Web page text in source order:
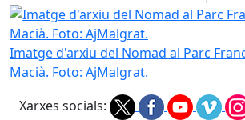
Imatge d'arxiu del Nomad al Parc
Imatge d'arxiu del Nomad al Parc
Macià. Foto: AjMalgrat.
Xarxes socials: